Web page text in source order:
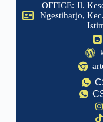
OFFICE: Jl.
Ngestiharjo,